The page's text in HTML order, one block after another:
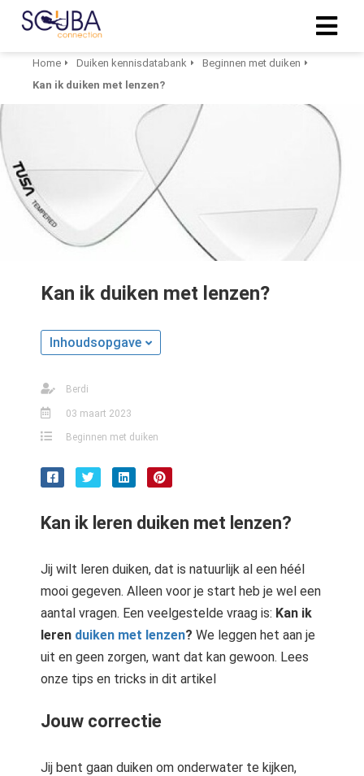
Home Duiken kennisdatabank
Beginnen met duiken
Kan ik duiken met lenzen?
Kan ik duiken met lenzen?
Inhoudsopgave
Berdi
03 maart 2023
Beginnen met duiken
Kan ik leren duiken met lenzen?
Jij wilt leren duiken, dat is natuurlijk al een héél
mooi gegeven. Alleen voor je start heb je wel een
aantal vragen. Een veelgestelde vraag is: Kan ik
leren duiken met lenzen? We leggen het aan je
uit en geen zorgen, want dat kan gewoon. Lees
onze tips en tricks in dit artikel
Jouw correctie
Jij bent gaan duiken om onderwater te kijken,